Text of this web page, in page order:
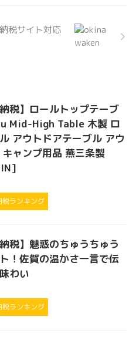
税サイト対応
納税】ロールトップテーブ
Mid-High Table 木製 ロ
アウトドアテーブル アウ
ャンプ用品 燕三条製
IN]
ランキング
税】魅惑のちゅうちゅう
！佐賀の温かさ一言で伝
わい
ランキング